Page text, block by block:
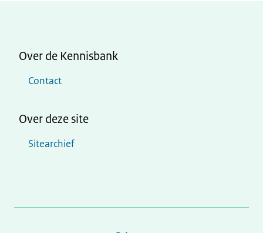
Over de Kennisbank
Contact
Over deze site
Sitearchief